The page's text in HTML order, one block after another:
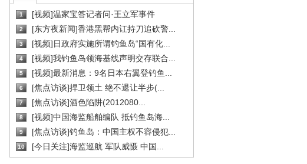
1 [视频]温家宝答记者问·王立军事件
2 [东方夜新闻]香港黑帮内讧持刀追砍警...
3 [视频]日政府实施所谓钓鱼岛“国有化...
4 [视频]我钓鱼岛领海基线声明交存联合...
5 [视频]最新消息：9名日本右翼登钓鱼...
6 [焦点访谈]捍卫领土 绝不退让半步(...
7 [焦点访谈]酒色陷阱(2012080...
8 [视频]中国海监船舶编队 抵钓鱼岛海...
9 [焦点访谈]钓鱼岛：中国主权不容侵犯...
10 [今日关注]海监巡航 军队威慑 中国...